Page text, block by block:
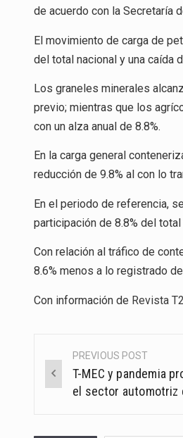
La
El
de acuerdo con la Secretaría
El movimiento de carga de
del total nacional y una caída
Los graneles minerales
previo; mientras que los
con un alza anual de 8.8%.
En la carga general
reducción de 9.8% al con lo
En el periodo de referencia,
participación de 8.8% del
Con relación al tráfico de
8.6% menos a lo registrado
Con información de Revista
Post
navigation
PREVIOUS POST
T-MEC y pandemia
el sector automotriz